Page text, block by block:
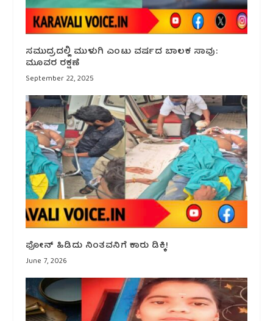
ಸಮುದ್ರದಲ್ಲಿ ಮುಳುಗಿ ಎಂಟು ವರ್ಷದ ಬಾಲಕ ಸಾವು:
ಮೂವರ ರಕ್ಷಣೆ
September 22, 2025
ಫೋನ್ ಹಿಡಿದು ನಿಂತವನಿಗೆ ಕಾರು ಡಿಕ್ಕಿ!
June 7, 2026